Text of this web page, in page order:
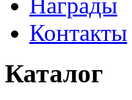
Контакты
Каталог